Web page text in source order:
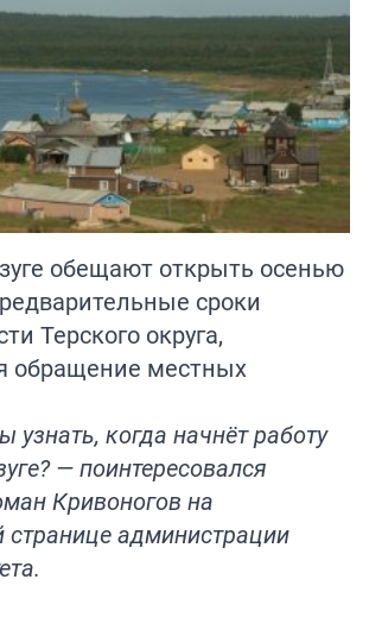
обещают открыть осенью
сроки
Терского округа,
обращение местных
узнать, когда начнёт работу
— поинтересовался
Кривоногов на
администрации